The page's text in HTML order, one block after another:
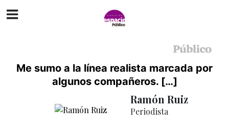
Me sumo a la línea realista marcada por
algunos compañeros. […]
Ramón Ruiz
Periodista